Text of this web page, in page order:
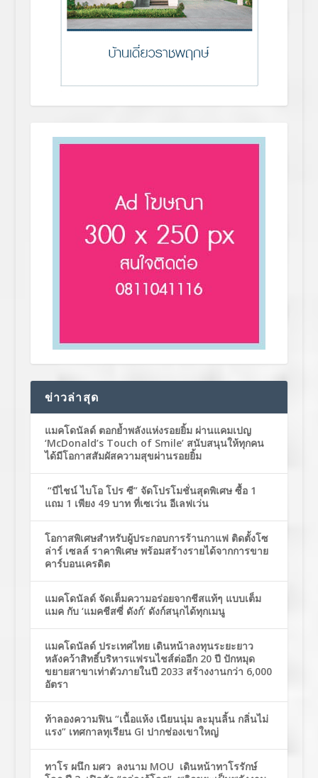
ข่าวล่าสุด
แมคโดนัลด์ ตอกย้ำพลังแห่งรอยยิ้ม ผ่านแคมเปญ
‘McDonald’s Touch of Smile’ สนับสนุนให้ทุกคน
ได้มีโอกาสสัมผัสความสุขผ่านรอยยิ้ม
“บีไชน์ ไบโอ โปร ซี” จัดโปรโมชั่นสุดพิเศษ ซื้อ 1
แถม 1 เพียง 49 บาท ที่เซเว่น อีเลฟเว่น
โอกาสพิเศษสำหรับผู้ประกอบการร้านกาแฟ ติดตั้งโซ
ล่าร์ เซลล์ ราคาพิเศษ พร้อมสร้างรายได้จากการขาย
คาร์บอนเครดิต
แมคโดนัลด์ จัดเต็มความอร่อยจากชีสแท้ๆ แบบเต็ม
แมค กับ ‘แมคชีสซี่ ดังก์’ ดังก์สนุกได้ทุกเมนู
แมคโดนัลด์ ประเทศไทย เดินหน้าลงทุนระยะยาว
หลังคว้าสิทธิ์บริหารแฟรนไชส์ต่ออีก 20 ปี ปักหมุด
ขยายสาขาเท่าตัวภายในปี 2033 สร้างงานกว่า 6,000
อัตรา
ท้าลองความฟิน “เนื้อแห้ง เนียนนุ่ม ละมุนลิ้น กลิ่นไม่
แรง” เทศกาลทุเรียน GI ปากช่องเขาใหญ่
ทาโร ผนึก มศว ลงนาม MOU เดินหน้าทาโรรักษ์